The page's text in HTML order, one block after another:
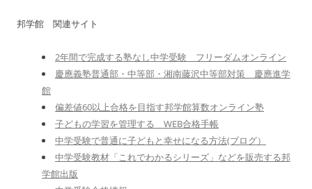
邦学館 関連サイト
2年間で完成する塾なし中学受験 フリーダムオンライン
慶應義塾普通部・中等部・湘南藤沢中等部対策 慶應進学
館
偏差値60以上合格を目指す邦学館算数オンライン塾
子どもの学習を管理する WEB合格手帳
中学受験で普通に子どもと幸せになる方法(ブログ）
中学受験教材「これでわかるシリーズ」などを販売する邦
学館出版